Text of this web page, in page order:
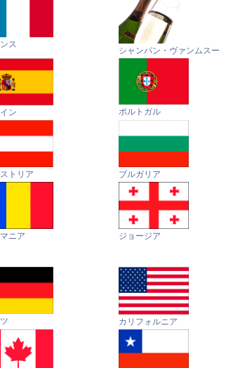
ス
シャンパン・ヴァンムスー
ン ポルトガル
トリア ブルガリア
ニア ジョージア
カリフォルニア